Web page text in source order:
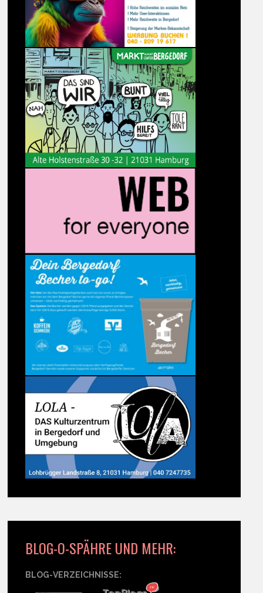
BLOG-O-SPÄHRE UND MEHR:
BLOG-VERZEICHNISSE: